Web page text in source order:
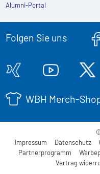
Alumni-Portal
Folgen Sie uns
WBH Merch-
Impressum
Datenschutz
Partnerprogramm
Vertrag